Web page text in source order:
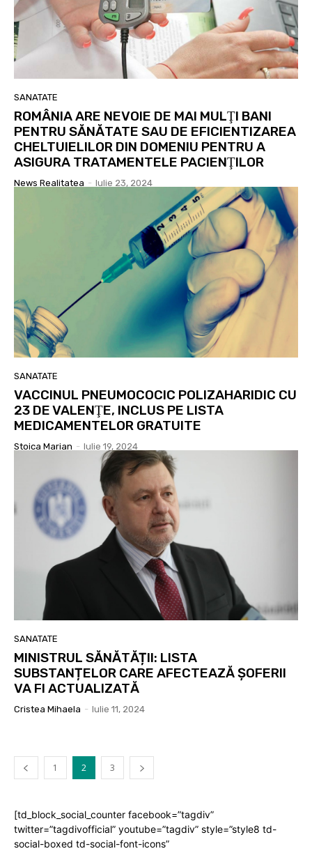
SANATATE
ROMÂNIA ARE NEVOIE DE MAI MULŢI BANI
PENTRU SĂNĂTATE SAU DE EFICIENTIZAREA
CHELTUIELILOR DIN DOMENIU PENTRU A
ASIGURA TRATAMENTELE PACIENŢILOR
News Realitatea - Iulie 23, 2024
SANATATE
VACCINUL PNEUMOCOCIC POLIZAHARIDIC CU
23 DE VALENŢE, INCLUS PE LISTA
MEDICAMENTELOR GRATUITE
Stoica Marian - Iulie 19, 2024
SANATATE
MINISTRUL SĂNĂTĂȚII: LISTA
SUBSTANȚELOR CARE AFECTEAZĂ ȘOFERII
VA FI ACTUALIZATĂ
Cristea Mihaela - Iulie 11, 2024
1 2 3
[td_block_social_counter facebook=”tagdiv”
twitter=”tagdivofficial” youtube=”tagdiv” style=”style8 td-
social-boxed td-social-font-icons”